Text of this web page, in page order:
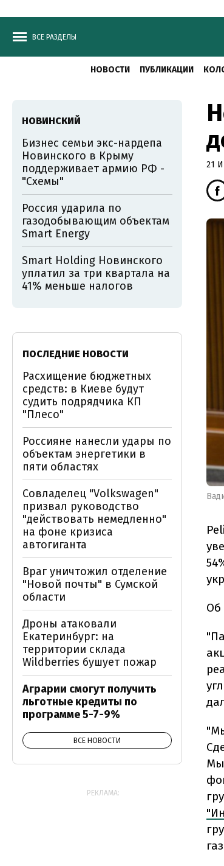
ВСЕ РАЗДЕЛЫ
НОВОСТИ ПУБЛИКАЦИИ
21
Об
Мы
НОВИНСКИЙ
Бизнес семьи экс-нардепа
Новинского в Крыму
поддерживает армию РФ -
"Схемы"
Россия ударила по
газодобывающим объектам
Smart Energy
Smart Holding Новинского
уплатил за три квартала на
41% меньше налогов
ПОСЛЕДНИЕ НОВОСТИ
Расхищение бюджетных
средств: в Киеве будут
судить подрядчика КП
"Плесо"
Россияне нанесли удары по
объектам энергетики в
пяти областях
Совладелец "Volkswagen"
призвал руководство
"действовать немедленно"
на фоне кризиса
автогиганта
Враг уничтожил отделение
"Новой почты" в Сумской
области
Дроны атаковали
Екатеринбург: на
территории склада
Wildberries бушует пожар
Аграрии смогут получить
льготные кредиты по
программе 5-7-9%
ВСЕ НОВОСТИ
РЕКЛАМА: